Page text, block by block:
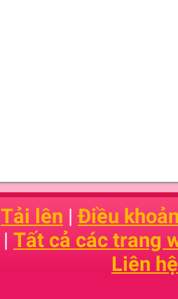
Tải lên |Điều
| Tất cả các trang
Liên